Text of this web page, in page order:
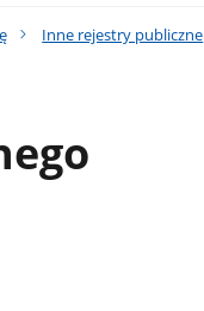
Inne rejestry publiczne